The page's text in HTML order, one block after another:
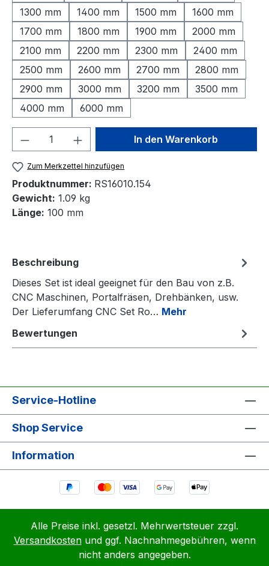
1300 mm
1400 mm 1500 mm
1600 mm
1700 mm
1800 mm 1900 mm
2000 mm
2100 mm
2200 mm 2300 mm
2400 mm
2500 mm
2600 mm 2700 mm
2800 mm
2900 mm
3000 mm 3200 mm
3500 mm
4000 mm
6000 mm
Produkt Anzahl: Gib denIn den Warenkorb
Zum Merkzettel hinzufügen
Produktnummer: RS16010.154
Gewicht: 1.09 kg
Länge: 100 mm
Beschreibung
Dieses Set ist ideal geeignet für den Bau von z.B.
CNC Maschinen, Portalfräsen, Drehbänken, usw.
Der Lieferumfang CNC Set Ro… Mehr
Bewertungen
Service-Hotline
Shop Service
Information
Alle Preise inkl. gesetzl. Mehrwertsteuer zzgl.
Versandkostenund ggf. Nachnahmegebühren, wenn
nicht anders angegeben.